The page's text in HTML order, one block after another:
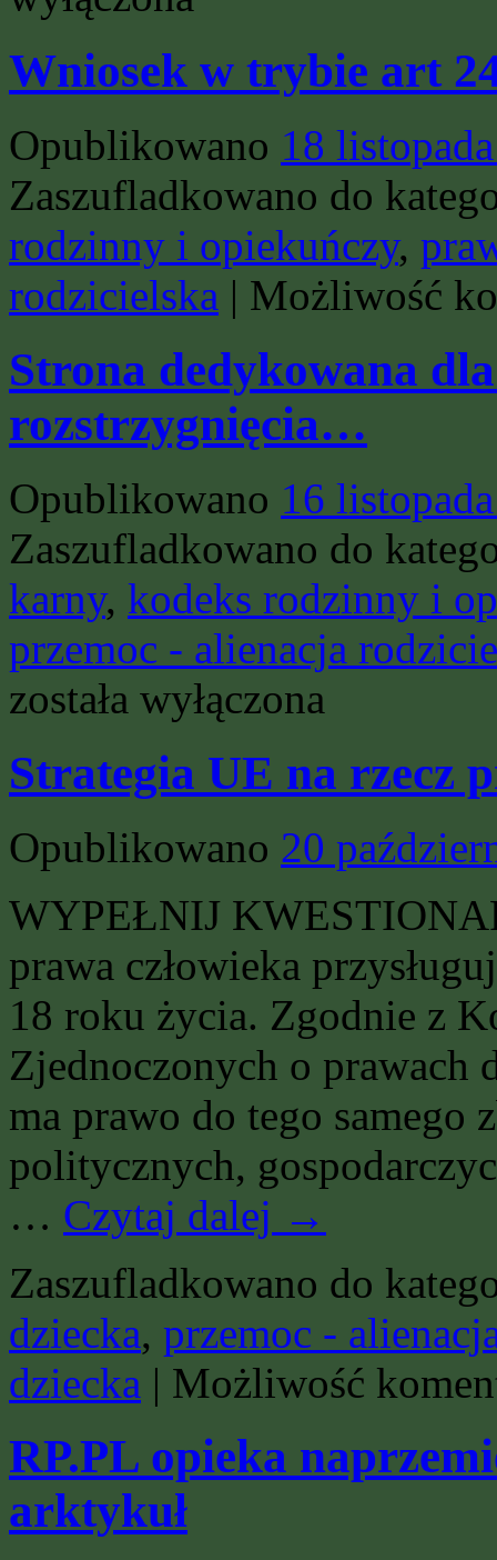
Wniosek w trybie art
Opublikowano 18
Zaszufladkowano do
rodzinny i opiekuńczy,
rodzicielska | Możliwość
Strona dedykowana
rozstrzygnięcia…
Opublikowano 16
Zaszufladkowano do
karny, kodeks rodzinny i
przemoc - alienacja
została wyłączona
Strategia UE na rzecz
Opublikowano 20
WYPEŁNIJ
prawa człowieka
18 roku życia. Zgodnie z
Zjednoczonych o prawach
ma prawo do tego
politycznych,
… Czytaj dalej →
Zaszufladkowano do
dziecka, przemoc -
dziecka | Możliwość
RP.PL opieka
arktykuł